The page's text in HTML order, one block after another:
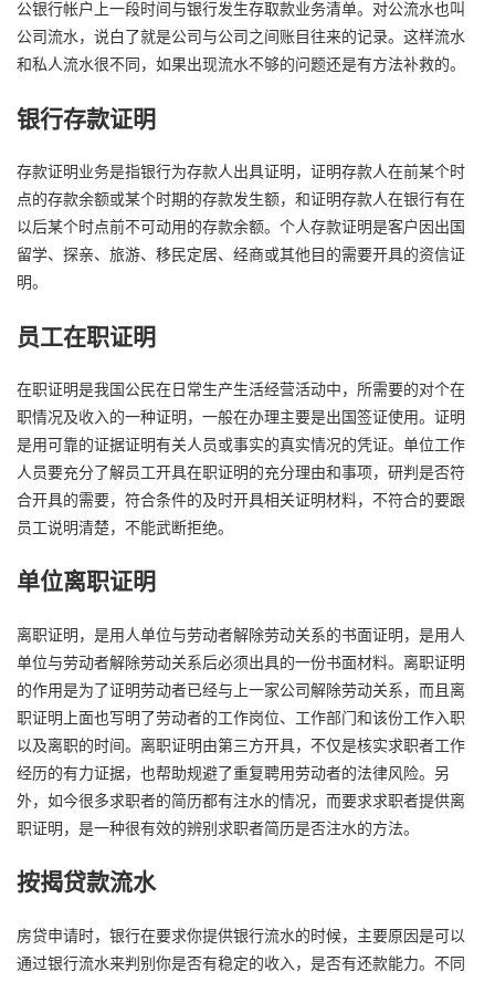
公银行帐户上一段时间与银行发生存取款业务清单。对公流水也叫
公司流水，说白了就是公司与公司之间账目往来的记录。这样流水
和私人流水很不同，如果出现流水不够的问题还是有方法补救的。
银行存款证明
存款证明业务是指银行为存款人出具证明，证明存款人在前某个时
点的存款余额或某个时期的存款发生额，和证明存款人在银行有在
以后某个时点前不可动用的存款余额。个人存款证明是客户因出国
留学、探亲、旅游、移民定居、经商或其他目的需要开具的资信证
明。
员工在职证明
在职证明是我国公民在日常生产生活经营活动中，所需要的对个在
职情况及收入的一种证明，一般在办理主要是出国签证使用。证明
是用可靠的证据证明有关人员或事实的真实情况的凭证。单位工作
人员要充分了解员工开具在职证明的充分理由和事项，研判是否符
合开具的需要，符合条件的及时开具相关证明材料，不符合的要跟
员工说明清楚，不能武断拒绝。
单位离职证明
离职证明，是用人单位与劳动者解除劳动关系的书面证明，是用人
单位与劳动者解除劳动关系后必须出具的一份书面材料。离职证明
的作用是为了证明劳动者已经与上一家公司解除劳动关系，而且离
职证明上面也写明了劳动者的工作岗位、工作部门和该份工作入职
以及离职的时间。离职证明由第三方开具，不仅是核实求职者工作
经历的有力证据，也帮助规避了重复聘用劳动者的法律风险。另
外，如今很多求职者的简历都有注水的情况，而要求求职者提供离
职证明，是一种很有效的辨别求职者简历是否注水的方法。
按揭贷款流水
房贷申请时，银行在要求你提供银行流水的时候，主要原因是可以
通过银行流水来判别你是否有稳定的收入，是否有还款能力。不同